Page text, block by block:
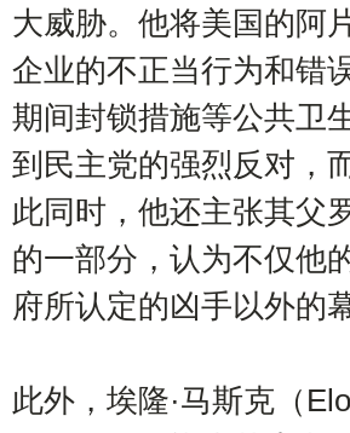
大威胁。他将美国的阿
企业的不正当行为和错
期间封锁措施等公共卫
到民主党的强烈反对，
此同时，他还主张其父
的一部分，认为不仅他
府所认定的凶手以外的
此外，埃隆·马斯克（